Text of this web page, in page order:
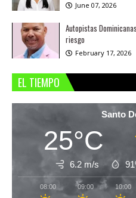
June 07, 2026
Autopistas
riesgo
February 17, 2026
EL TIEMPO
Santo
25°C
6.2 m/s
08:00 09:00 10:00